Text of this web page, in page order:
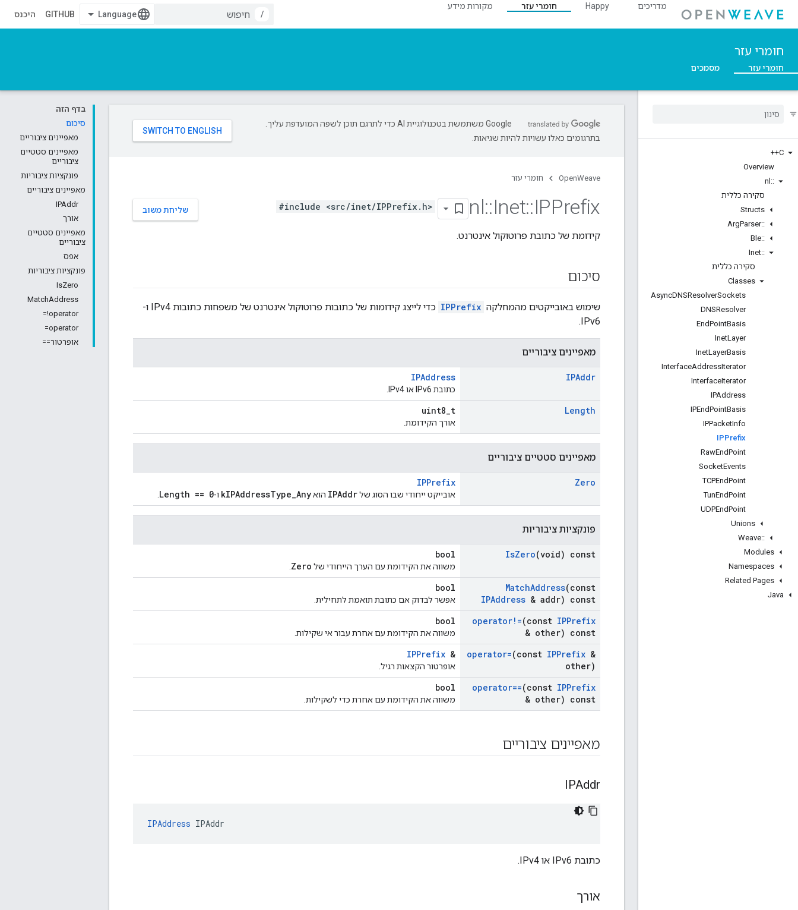
מדריכים Happy חומרי עזר
מקורות מידע
/
GITHUB היכנס
חומרי עזר
חומרי עזר מסמכים
C++
Overview
::
nl
סקירה כללית
Structs
::
ArgParser
::
Ble
::
Inet
סקירה כללית
Classes
AsyncDNSResolverSockets
DNSResolver
EndPointBasis
InetLayer
InetLayerBasis
InterfaceAddressIterator
InterfaceIterator
IPAddress
IPEndPointBasis
IPPacketInfo
IPPrefix
RawEndPoint
SocketEvents
TCPEndPoint
TunEndPoint
UDPEndPoint
Unions
::
Weave
Modules
Namespaces
Related Pages
Java
בדף הזה
סיכום
מאפיינים ציבוריים
מאפיינים סטטיים
ציבוריים
פונקציות ציבוריות
מאפיינים ציבוריים
IPAddr
אורך
מאפיינים סטטיים
ציבוריים
אפס
פונקציות ציבוריות
IsZero
MatchAddress
operator!=
operator=
אופרטור==
‫Google משתמשת בטכנולוגיית AI כדי לתרגם תוכן לשפה המועדפת עליך.
בתרגומים כאלו עשויות להיות שגיאות.
OpenWeave חומרי עזר
שליחת משוב nl::Inet::IPPrefix
#include <src/inet/IPPrefix.h>
קידומת של כתובת פרוטוקול אינטרנט.
סיכום
שימוש באובייקטים מהמחלקה IPPrefix
כדי לייצג קידומות של כתובות פרוטוקול אינטרנט של משפחות כתובות IPv4 ו-
IPv6.
מאפיינים ציבוריים
IPAddr
IPAddress
כתובת IPv6 או IPv4.
Length
uint8_t
אורך הקידומת.
מאפיינים סטטיים ציבוריים
Zero
IPPrefix
אובייקט ייחודי שבו הסוג שלIPAddr הואkIPAddressType_Any ו-Length == 0
פונקציות ציבוריות
IsZero(void) const
bool
משווה את הקידומת עם הערך הייחודי של Zero
MatchAddress(const
IPAddress & addr) const
bool
אפשר לבדוק אם כתובת תואמת לתחילית.
operator!=(const IPPrefix
& other) const
bool
משווה את הקידומת עם אחרת עבור אי שקילות.
operator=(const IPPrefix &
other)
IPPrefix &
אופרטור הקצאות רגיל.
operator==(const IPPrefix
& other) const
bool
משווה את הקידומת עם אחרת כדי לשקילות.
מאפיינים ציבוריים
IPAddr
IPAddress IPAddr
כתובת IPv6 או IPv4.
אורך